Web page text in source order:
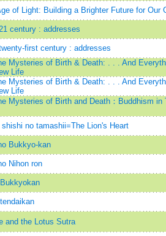
of Light: Building a Brighter Future for Our
century : addresses
first century : addresses
Mysteries of Birth & Death: . . . And
Life
Mysteries of Birth & Death: . . . And
Life
Mysteries of Birth and Death：Buddhism in
no tamashii=The Lion's Heart
Bukkyo-kan
Nihon ron
and the Lotus Sutra